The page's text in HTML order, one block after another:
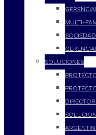
MULTI-
SOLUCIONES